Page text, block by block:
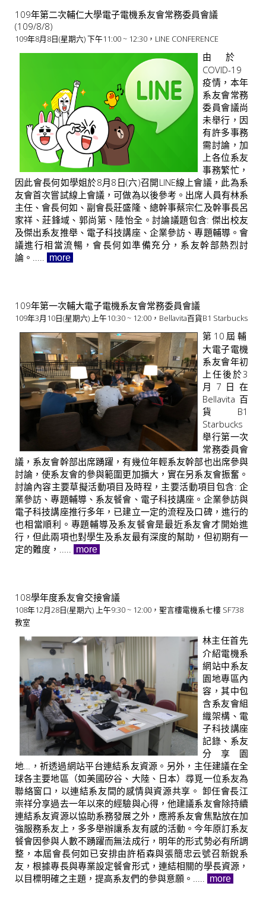
109年第二次輔仁大學電子電機系友會常務委員會議
(109/8/8)
109年8月8日(星期六) 下午11:00 ~ 12:30，LINE CONFERENCE
由於
COVID-19
疫情，本年
系友會常務
委員會議尚
未舉行，因
有許多事務
需討論，加
上各位系友
事務繁忙，
因此會長何如學姐於8月8日(六)召開LINE線上會議，此為系
友會首次嘗試線上會議，可做為以後參考。出席人員有林系
主任、會長何如、副會長莊盛隆、總幹事蔡宗仁及幹事長呂
家祥、莊鋒域、郭尚第、陸怡全。討論議題包含: 傑出校友
及傑出系友推舉、電子科技講座、企業參訪、專題輔導。會
議進行相當流暢，會長何如準備充分，系友幹部熱烈討
論。..... more
109年第一次輔大電子電機系友會常務委員會議
109年3月10日(星期六) 上午10:30 ~ 12:00，Bellavita百貨B1 Starbucks
第10屆輔
大電子電機
系友會年初
上任後於3
月7日在
Bellavita百
貨B1
Starbucks
舉行第一次
常務委員會
議，系友會幹部出席踴躍，有幾位年輕系友幹部也出席參與
討論，使系友會的參與範圍更加擴大，實在另系友會振奮。
討論內容主要草擬活動項目及時程，主要活動項目包含: 企
業參訪、專題輔導、系友餐會、電子科技講座。企業參訪與
電子科技講座推行多年，已建立一定的流程及口碑，進行的
也相當順利。專題輔導及系友餐會是最近系友會才開始進
行，但此兩項也對學生及系友最有深度的幫助，但初期有一
定的難度，..... more
108學年度系友會交接會議
108年12月28日(星期六) 上午9:30 ~ 12:00，聖言樓電機系七樓 SF738
教室
林主任首先
介紹電機系
網站中系友
園地專區內
容，其中包
含系友會組
織架構、電
子科技講座
記錄、系友
分享園
地…，祈透過網站平台連結系友資源。另外，主任建議在全
球各主要地區（如美國矽谷、大陸、日本）尋覓一位系友為
聯絡窗口，以連結系友間的感情與資源共享。 卸任會長江
崇祥分享過去一年以來的經驗與心得，他建議系友會除持續
連結系友資源以協助系務發展之外，應將系友會焦點放在加
強服務系友上，多多舉辦讓系友有感的活動。今年原訂系友
餐會因參與人數不踴躍而無法成行，明年的形式勢必有所調
整，本屆會長何如已安排由許栢森與張簡忠云號召新銳系
友，根據專長與專業設定餐會形式，連結相關的學長資源，
以目標明確之主題，提高系友們的參與意願。..... more